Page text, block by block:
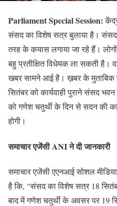
Parliament Special Session:
संसद का विशेष सत्र बुलाया है।
तरह के कयास लगाया जा रहे हैं।
बहु प्रतीक्षित विधेयक ला सकती
खबर सामने आई है। ख़बर के मुताबिक
सितंबर को कार्यवाही पुराने संसद
को गणेश चतुर्थी के दिन से सदन की
होगी।
समाचार एजेंसी ANI ने दी जानकारी
समाचार एजेंसी एएनआई सोशल
है कि, “संसद का विशेष सत्र 18
बाद में गणेश चतुर्थी के अवसर पर 19